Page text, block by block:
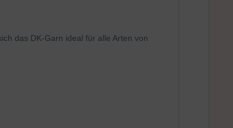
das DK-Garn ideal für alle Arten von